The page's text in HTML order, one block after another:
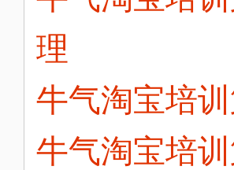
理
牛气淘宝培
牛气淘宝培